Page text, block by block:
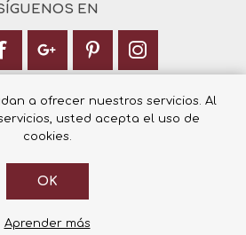
EN
Italia 6, 03003 Alicante
+34 965 12 23 55
a ofrecer nuestros servicios. Al
usted acepta el uso de
cookies.
OK
Aprender más